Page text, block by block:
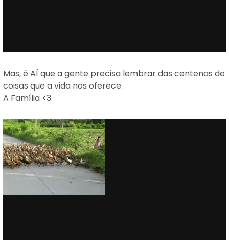
Mas, é AÍ que a gente precisa lembrar das centenas de
coisas que a vida nos oferece:
A Família <3